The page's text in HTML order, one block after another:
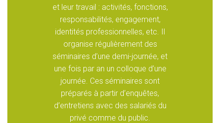
et leur travail : activités, fonctions,
responsabilités, engagement,
identités professionnelles, etc. Il
organise régulièrement des
séminaires d’une demi-journée, et
une fois par an un colloque d’une
journée. Ces séminaires sont
préparés à partir d’enquêtes,
d’entretiens avec des salariés du
privé comme du public.